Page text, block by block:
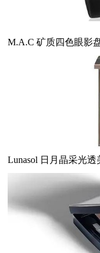
M.A.C 矿质四色眼影
Lunasol 日月晶采光